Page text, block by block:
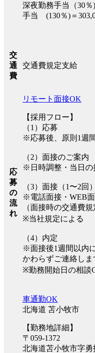
深夜勤務手当（30
手当 (130％)＝
交
通
費
交通費規定支給
応
募
の
流
れ
リモート面接OK
【採用フロー】
（1）応募
※応募後、原則1週
（2）面接のご案内
※日時調整・当日の
（3）面接（1〜2回）
※電話面接・WEB
（面接時の交通費規
※当社規定による
（4）内定
※面接後1週間以内
かわらずご連絡しま
※勤務開始日の相談
車通勤OK
北海道 苫小牧市
【勤務地詳細】
〒059-1372
北海道苫小牧市字勇